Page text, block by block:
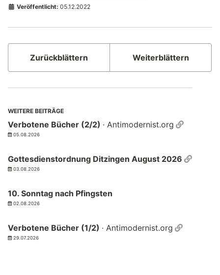
Veröffentlicht: 05.12.2022
Zurückblättern Weiterblättern
WEITERE BEITRÄGE
Verbotene Bücher (2/2) · Antimodernist.org
05.08.2026
Gottesdienstordnung Ditzingen August 2026
03.08.2026
10. Sonntag nach Pfingsten
02.08.2026
Verbotene Bücher (1/2) · Antimodernist.org Permalink
29.07.2026